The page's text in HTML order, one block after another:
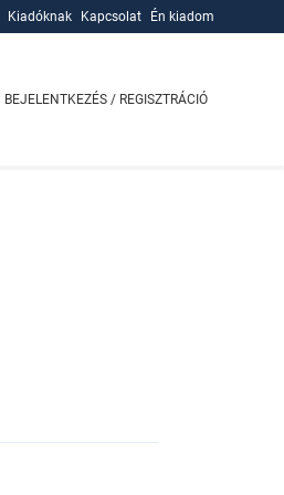
Kiadóknak
Kapcsolat Én kiadom
BEJELENTKEZÉS / REGISZTRÁCIÓ